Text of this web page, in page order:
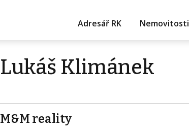
Adresář RK Nemovitosti
Lukáš Klimánek
M&M reality